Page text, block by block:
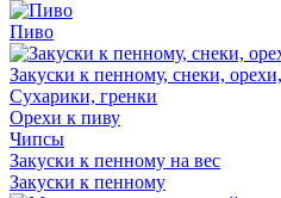
Пиво
Закуски к пенному, снеки,
Сухарики, гренки
Орехи к пиву
Чипсы
Закуски к пенному на вес
Закуски к пенному